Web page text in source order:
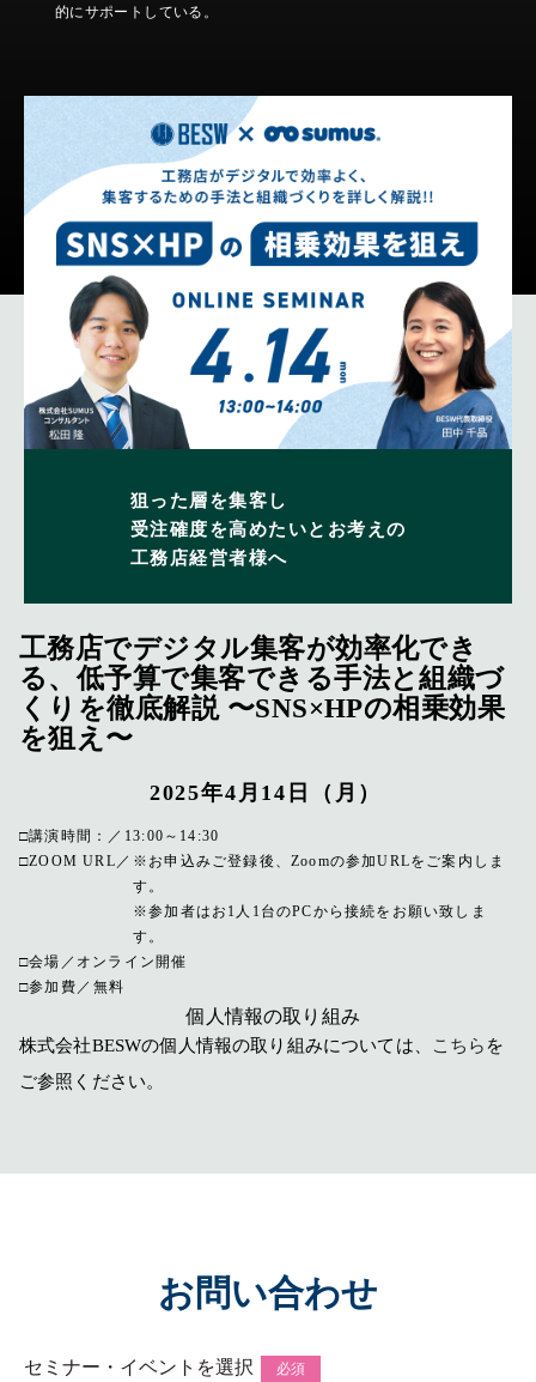
的にサポートしている。
狙った層を集客し
受注確度を高めたいとお考えの
工務店経営者様へ
工務店でデジタル集客が効率化でき
る、低予算で集客できる手法と組織づ
くりを徹底解説 〜SNS×HPの相乗効果
を狙え〜
2025年4月14日（月）
講演時間：
13:00～14:30
ZOOM URL
※お申込みご登録後、Zoomの参加URLをご案内しま
す。
※参加者はお1人1台のPCから接続をお願い致しま
す。
会場
オンライン開催
参加費
無料
個人情報の取り組み
株式会社BESWの個人情報の取り組みについては、 こちら を
ご参照ください。
お問い合わせ
セミナー・イベントを選択 必須